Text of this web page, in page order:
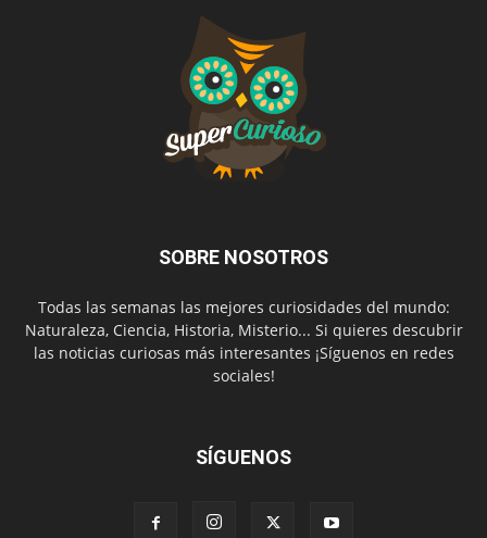
SOBRE NOSOTROS
Todas las semanas las mejores curiosidades del mundo:
Naturaleza, Ciencia, Historia, Misterio... Si quieres descubrir
las noticias curiosas más interesantes ¡Síguenos en redes
sociales!
SÍGUENOS